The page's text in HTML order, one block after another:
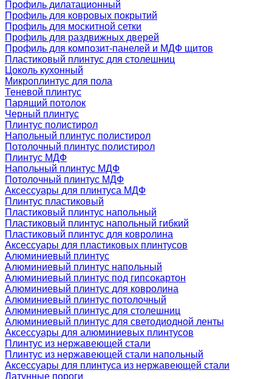
Профиль дилатационный
Профиль для ковровых покрытий
Профиль для москитной сетки
Профиль для раздвижных дверей
Профиль для композит-панелей и МДФ щитов
Пластиковый плинтус для столешниц
Цоколь кухонный
Микроплинтус для пола
Теневой плинтус
Парящий потолок
Черный плинтус
Плинтус полистирол
Напольный плинтус полистирол
Потолочный плинтус полистирол
Плинтус МДФ
Напольный плинтус МДФ
Потолочный плинтус МДФ
Аксессуары для плинтуса МДФ
Плинтус пластиковый
Пластиковый плинтус напольный
Пластиковый плинтус напольный гибкий
Пластиковый плинтус для ковролина
Аксессуары для пластиковых плинтусов
Алюминиевый плинтус
Алюминиевый плинтус напольный
Алюминиевый плинтус под гипсокартон
Алюминиевый плинтус для ковролина
Алюминиевый плинтус потолочный
Алюминиевый плинтус для столешниц
Алюминиевый плинтус для светодиодной ленты
Аксессуары для алюминиевых плинтусов
Плинтус из нержавеющей стали
Плинтус из нержавеющей стали напольный
Аксессуары для плинтуса из нержавеющей стали
Латунные пороги